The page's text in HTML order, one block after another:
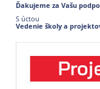
Ďakujeme za Vašu
S úctou
Vedenie školy a